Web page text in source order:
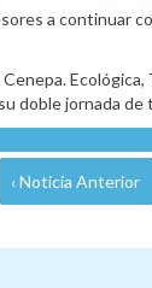
a continuar
doble jornada de
‹ Noticia Anterior